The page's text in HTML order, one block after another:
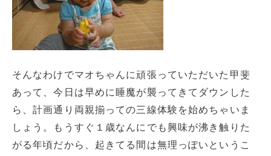
そんなわけでマオちゃんに頑張っていただいた甲斐
あって、今日は早めに睡魔が襲ってきてダウンした
ら、計画通り両親揃っての三線体験を始めちゃいま
しょう。もうすぐ１歳なんにでも興味が沸き触りた
がる年頃だから、起きてる間は無理っぽいというこ